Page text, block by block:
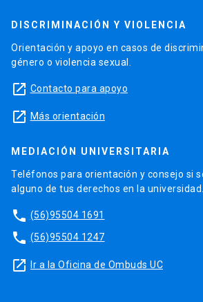
DISCRIMINACIÓN Y VIOLENCIA
Orientación y apoyo en casos de
género o violencia sexual.
launch Contacto para apoyo
launch Más orientación
MEDIACIÓN UNIVERSITARIA
Teléfonos para orientación y consejo si
alguno de tus derechos en la universidad.
phone (56)95504 1691
phone (56)95504 1247
launch Ir a la Oficina de Ombuds UC